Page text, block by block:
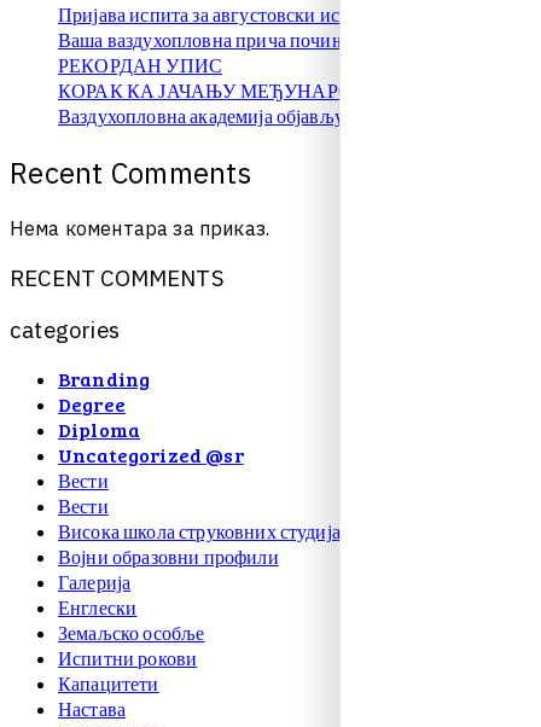
Пријава испита за августовски испитни рок
Ваша ваздухопловна прича почиње овде!
РЕКОРДАН УПИС
КОРАК КА ЈАЧАЊУ МЕЂУНАРОДНЕ САРАДЊЕ
Ваздухопловна академија објављује упис на � …
Recent Comments
Нема коментара за приказ.
RECENT COMMENTS
categories
Branding
Degree
Diploma
Uncategorized @sr
Вести
Вести
Висока школа струковних студија
Војни образовни профили
Галерија
Енглески
Земаљско особље
Испитни рокови
Капацитети
Настава